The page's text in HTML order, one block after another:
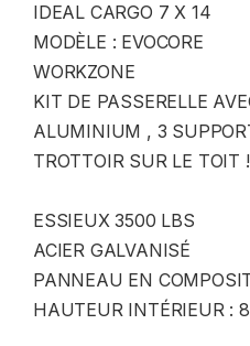
IDEAL CARGO 7 X 14
MODÈLE : EVOCORE
WORKZONE
KIT DE PASSERELLE
ALUMINIUM , 3
TROTTOIR SUR LE TOIT !
ESSIEUX 3500 LBS
ACIER GALVANISÉ
PANNEAU EN
HAUTEUR INTÉRIEUR :